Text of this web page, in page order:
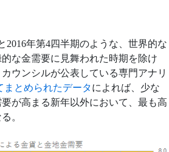
2016年第4四半期のような、世界的な
な金需要に見舞われた時期を除け
ウンシルが公表している専門アナリ
まとめられたデータによれば、少な
が高まる新年以外において、最も高
。